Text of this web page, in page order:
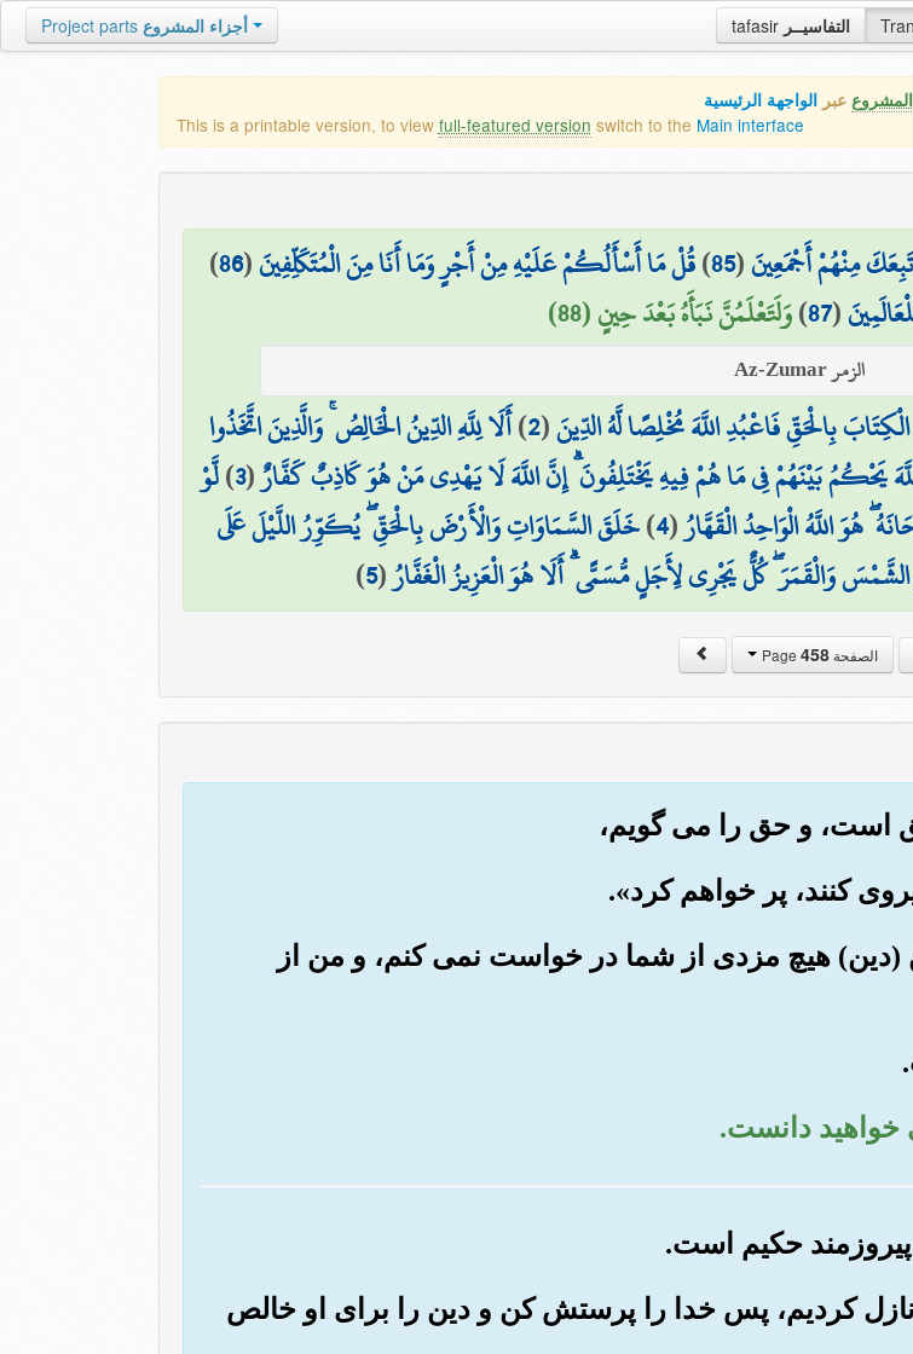
tafasir التفاسيــر Project parts أجزاء المشروع
عبر الواجهة الرئيسية
This is a printable version, to view full-featured version switch to the Main interface
مِنْهُمْ أَجْمَعِينَ(
85
)قُلْ مَا أَسْأَلُكُمْ عَلَيْهِ مِنْ أَجْرٍ وَمَا أَنَا مِنَ الْمُتَكَلِّفِينَ(
86
)
(
87
)وَلَتَعْلَمُنَّ نَبَأَهُ بَعْدَ حِينٍ (88)
الزمر Az-Zumar
الْكِتَابَ بِالْحَقِّ فَاعْبُدِ اللَّهَ مُخْلِصًا لَّهُ الدِّينَ(
2
)أَلَا لِلَّهِ الدِّينُ الْخَالِصُ ۚ وَالَّذِينَ اتَّخَذُوا
اللَّهَ يَحْكُمُ بَيْنَهُمْ فِي مَا هُمْ فِيهِ يَخْتَلِفُونَ ۗ إِنَّ اللَّهَ لَا يَهْدِي مَنْ هُوَ كَاذِبٌ كَفَّارٌ(
3
)لَّوْ
هُوَ اللَّهُ الْوَاحِدُ الْقَهَّارُ(
4
)خَلَقَ السَّمَاوَاتِ وَالْأَرْضَ بِالْحَقِّ ۖ يُكَوِّرُ اللَّيْلَ عَلَى
وَالْقَمَرَ ۖ كُلٌّ يَجْرِي لِأَجَلٍ مُّسَمًّى ۗ أَلَا هُوَ الْعَزِيزُ الْغَفَّارُ(
5
)
الصفحة Page458
(دین) هیچ مزدی از شما در خواست نمی کنم، و من از
نازل کردیم، پس خدا را پرستش کن و دین را برای او خالص